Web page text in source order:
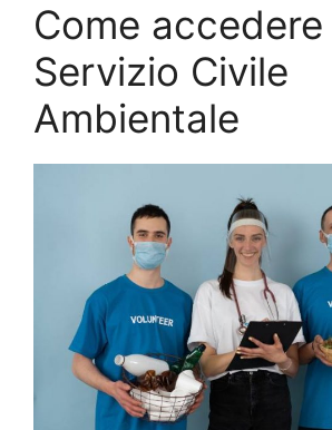
Come accedere
Servizio Civile
Ambientale